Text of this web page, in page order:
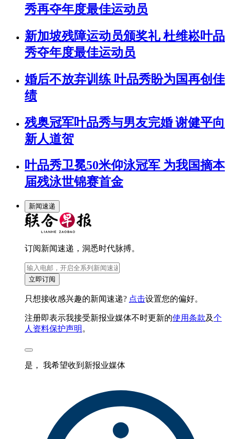
秀再夺年度最佳运动员
新加坡残障运动员颁奖礼 杜维崧叶品
秀夺年度最佳运动员
婚后不放弃训练 叶品秀盼为国再创佳
绩
残奥冠军叶品秀与男友完婚 谢健平向
新人道贺
叶品秀卫冕50米仰泳冠军 为我国摘本
届残泳世锦赛首金
新闻速递
订阅新闻速递，洞悉时代脉搏。
立即订阅
只想接收感兴趣的新闻速递? 点击设置您的偏好。
注册即表示我接受新报业媒体不时更新的使用条款及个
人资料保护声明 。
是， 我希望收到新报业媒体